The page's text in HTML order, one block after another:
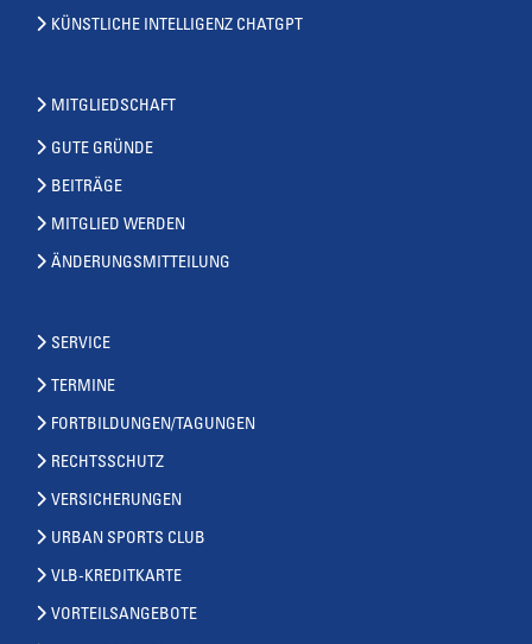
KÜNSTLICHE INTELLIGENZ CHATGPT
MITGLIEDSCHAFT
GUTE GRÜNDE
BEITRÄGE
MITGLIED WERDEN
ÄNDERUNGSMITTEILUNG
SERVICE
TERMINE
FORTBILDUNGEN/TAGUNGEN
RECHTSSCHUTZ
VERSICHERUNGEN
URBAN SPORTS CLUB
VLB-KREDITKARTE
VORTEILSANGEBOTE